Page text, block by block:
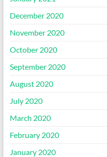
December 2020
November 2020
October 2020
September 2020
August 2020
July 2020
March 2020
February 2020
January 2020